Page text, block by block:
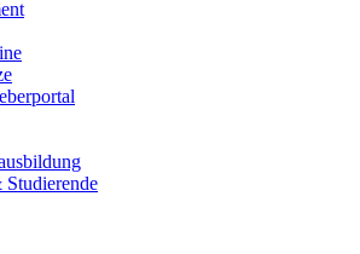
Studierende